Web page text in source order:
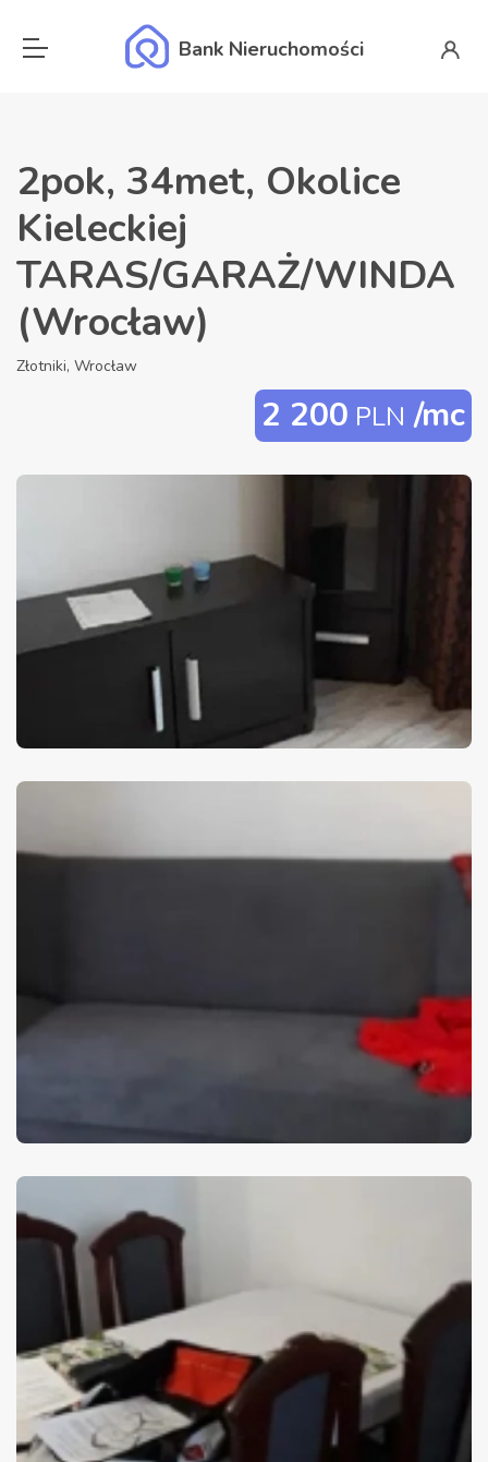
Bank Nieruchomości
2pok, 34met, Okolice
Kieleckiej
TARAS/GARAŻ/WINDA
(Wrocław)
Złotniki, Wrocław
2 200 PLN /mc